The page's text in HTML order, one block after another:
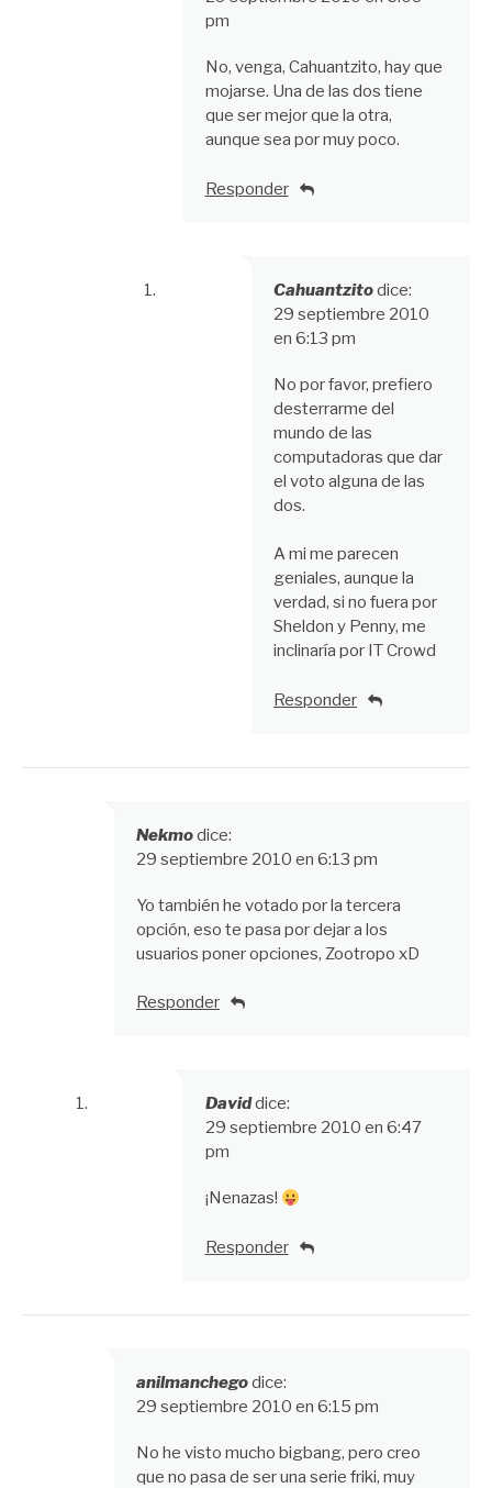
pm
No, venga, Cahuantzito, hay que
mojarse. Una de las dos tiene
que ser mejor que la otra,
aunque sea por muy poco.
Responder
Cahuantzitodice:
29 septiembre 2010
en 6:13 pm
No por favor, prefiero
desterrarme del
mundo de las
computadoras que dar
el voto alguna de las
dos.
A mi me parecen
geniales, aunque la
verdad, si no fuera por
Sheldon y Penny, me
inclinaría por IT Crowd
Responder
Nekmodice:
29 septiembre 2010 en 6:13 pm
Yo también he votado por la tercera
opción, eso te pasa por dejar a los
usuarios poner opciones, Zootropo xD
Responder
Daviddice:
29 septiembre 2010 en 6:47
pm
¡Nenazas!
Responder
anilmanchegodice:
29 septiembre 2010 en 6:15 pm
No he visto mucho bigbang, pero creo
que no pasa de ser una serie friki, muy